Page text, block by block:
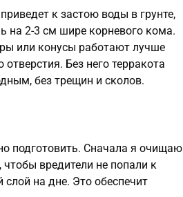
к застою воды в грунте,
на 2-3 см шире корневого кома.
или конусы работают лучше
Без него терракота
без трещин и сколов.
подготовить. Сначала я очищаю
вредители не попали к
на дне. Это обеспечит